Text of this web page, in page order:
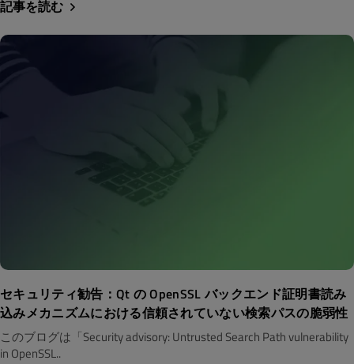
記事を読む
セキュリティ勧告：Qt の OpenSSL バックエンド証明書読み
込みメカニズムにおける信頼されていない検索パスの脆弱性
このブログは「Security advisory: Untrusted Search Path vulnerability
in OpenSSL..